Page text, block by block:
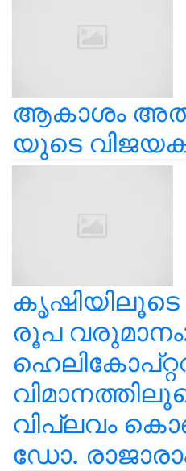
ആകാശം
യുടെ
കൃഷിയിലൂടെ
രൂപ
വിപ്ലവം
ഡോ.